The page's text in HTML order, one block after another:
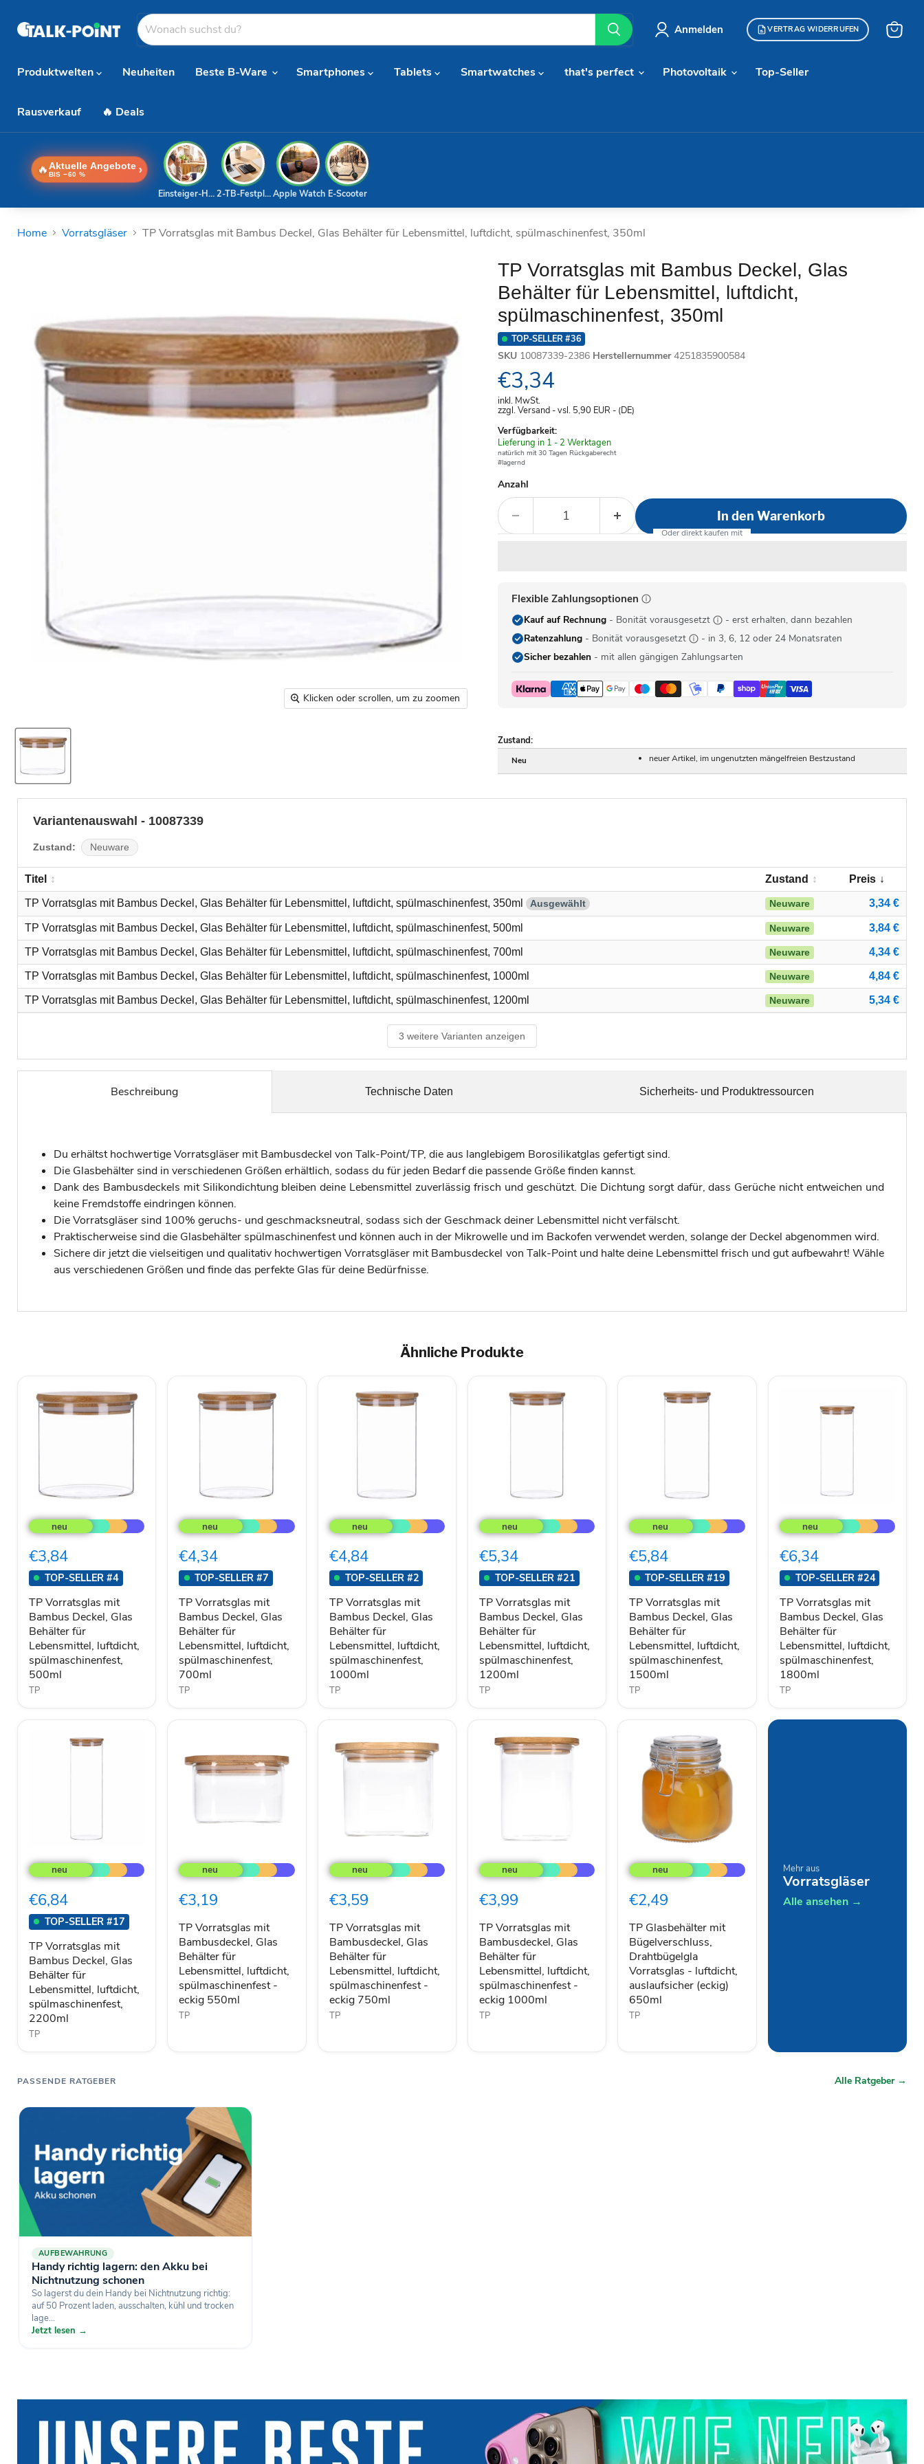
Anmelden VERTRAG WIDERRUFEN
Produktwelten
Neuheiten Beste B-Ware Smartphones Tablets Smartwatches that's perfect Photovoltaik Top-Seller
Rausverkauf 🔥 Deals
🔥 Aktuelle Angebote
BIS −60 % ›
E-Scooter
Apple Watch
2-TB-Festplatte
Einsteiger-Handy
Home Vorratsgläser TP Vorratsglas mit Bambus Deckel, Glas Behälter für Lebensmittel, luftdicht, spülmaschinenfest, 350ml
Klicken oder scrollen, um zu zoomen
TP Vorratsglas mit Bambus Deckel, Glas
Behälter für Lebensmittel, luftdicht,
spülmaschinenfest, 350ml
TOP-SELLER #36
SKU 10087339-2386 Herstellernummer 4251835900584
Aktueller Preis
€3,34
inkl. MwSt.
zzgl. Versand - vsl. 5,90 EUR - (DE)
Verfügbarkeit:
Verfügbar
-
Lieferung in 1 - 2 Werktagen
natürlich mit 30 Tagen Rückgaberecht
#lagernd
Anzahl
In den Warenkorb
Flexible Zahlungsoptionen
Kauf auf Rechnung- Bonität vorausgesetzt
- erst erhalten, dann bezahlen
Ratenzahlung- Bonität vorausgesetzt
- in 3, 6, 12 oder 24 Monatsraten
Sicher bezahlen- mit allen gängigen Zahlungsarten
Zustand:
Neu neuer Artikel, im ungenutzten mängelfreien Bestzustand
Variantenauswahl - 10087339
Zustand: Neuware
Titel Zustand Preis
TP Vorratsglas mit Bambus Deckel, Glas Behälter für Lebensmittel, luftdicht, spülmaschinenfest, 350ml Ausgewählt Neuware 3,34 €
TP Vorratsglas mit Bambus Deckel, Glas Behälter für Lebensmittel, luftdicht, spülmaschinenfest, 500ml Neuware 3,84 €
TP Vorratsglas mit Bambus Deckel, Glas Behälter für Lebensmittel, luftdicht, spülmaschinenfest, 700ml Neuware 4,34 €
TP Vorratsglas mit Bambus Deckel, Glas Behälter für Lebensmittel, luftdicht, spülmaschinenfest, 1000ml Neuware 4,84 €
TP Vorratsglas mit Bambus Deckel, Glas Behälter für Lebensmittel, luftdicht, spülmaschinenfest, 1200ml Neuware 5,34 €
3 weitere Varianten anzeigen
Beschreibung
Du erhältst hochwertige Vorratsgläser mit Bambusdeckel von Talk-Point/TP, die aus langlebigem Borosilikatglas gefertigt sind.
Die Glasbehälter sind in verschiedenen Größen erhältlich, sodass du für jeden Bedarf die passende Größe finden kannst.
Dank des Bambusdeckels mit Silikondichtung bleiben deine Lebensmittel zuverlässig frisch und geschützt. Die Dichtung sorgt dafür, dass Gerüche nicht entweichen und
keine Fremdstoffe eindringen können.
Die Vorratsgläser sind 100% geruchs- und geschmacksneutral, sodass sich der Geschmack deiner Lebensmittel nicht verfälscht.
Praktischerweise sind die Glasbehälter spülmaschinenfest und können auch in der Mikrowelle und im Backofen verwendet werden, solange der Deckel abgenommen wird.
Sichere dir jetzt die vielseitigen und qualitativ hochwertigen Vorratsgläser mit Bambusdeckel von Talk-Point und halte deine Lebensmittel frisch und gut aufbewahrt! Wähle
aus verschiedenen Größen und finde das perfekte Glas für deine Bedürfnisse.
Technische Daten Sicherheits- und Produktressourcen
Ähnliche Produkte
Vorratsglas
mit
Deckel,
Glas
Behälter
für
Lebensmittel,
luftdicht,
spülmaschinenfest,
500ml
€3,84
TOP-SELLER #4
TP Vorratsglas mit
Bambus Deckel, Glas
Behälter für
Lebensmittel, luftdicht,
spülmaschinenfest,
500ml
TP
Vorratsglas
mit
Deckel,
Glas
Behälter
für
Lebensmittel,
luftdicht,
spülmaschinenfest,
700ml
€4,34
TOP-SELLER #7
TP Vorratsglas mit
Bambus Deckel, Glas
Behälter für
Lebensmittel, luftdicht,
spülmaschinenfest,
700ml
TP
Vorratsglas
mit
Deckel,
Glas
Behälter
für
Lebensmittel,
luftdicht,
spülmaschinenfest,
1000ml
€4,84
TOP-SELLER #2
TP Vorratsglas mit
Bambus Deckel, Glas
Behälter für
Lebensmittel, luftdicht,
spülmaschinenfest,
1000ml
TP
Vorratsglas
mit
Deckel,
Glas
Behälter
für
Lebensmittel,
luftdicht,
spülmaschinenfest,
1200ml
€5,34
TOP-SELLER #21
TP Vorratsglas mit
Bambus Deckel, Glas
Behälter für
Lebensmittel, luftdicht,
spülmaschinenfest,
1200ml
TP
Vorratsglas
mit
Deckel,
Glas
Behälter
für
Lebensmittel,
luftdicht,
spülmaschinenfest,
1500ml
€5,84
TOP-SELLER #19
TP Vorratsglas mit
Bambus Deckel, Glas
Behälter für
Lebensmittel, luftdicht,
spülmaschinenfest,
1500ml
TP
Vorratsglas
mit
Deckel,
Glas
Behälter
für
Lebensmittel,
luftdicht,
spülmaschinenfest,
1800ml
€6,34
TOP-SELLER #24
TP Vorratsglas mit
Bambus Deckel, Glas
Behälter für
Lebensmittel, luftdicht,
spülmaschinenfest,
1800ml
TP
Vorratsglas
mit
Deckel,
Glas
Behälter
für
Lebensmittel,
luftdicht,
spülmaschinenfest,
2200ml
€6,84
TOP-SELLER #17
TP Vorratsglas mit
Bambus Deckel, Glas
Behälter für
Lebensmittel, luftdicht,
spülmaschinenfest,
2200ml
TP
Vorratsglas
mit
Glas
für
Lebensmittel,
luftdicht,
spülmaschinenfest
-
eckig
550ml
€3,19
TP Vorratsglas mit
Bambusdeckel, Glas
Behälter für
Lebensmittel, luftdicht,
spülmaschinenfest -
eckig 550ml
TP
Vorratsglas
mit
Glas
für
Lebensmittel,
luftdicht,
spülmaschinenfest
-
eckig
750ml
€3,59
TP Vorratsglas mit
Bambusdeckel, Glas
Behälter für
Lebensmittel, luftdicht,
spülmaschinenfest -
eckig 750ml
TP
Vorratsglas
mit
Glas
für
Lebensmittel,
luftdicht,
spülmaschinenfest
-
eckig
1000ml
€3,99
TP Vorratsglas mit
Bambusdeckel, Glas
Behälter für
Lebensmittel, luftdicht,
spülmaschinenfest -
eckig 1000ml
TP
Glasbehälter
mit
Drahtbügelgla
-
luftdicht,
auslaufsicher
(eckig)
650ml
€2,49
TP Glasbehälter mit
Bügelverschluss,
Drahtbügelgla
Vorratsglas - luftdicht,
auslaufsicher (eckig)
650ml
TP
Mehr aus
Vorratsgläser
Alle ansehen →
PASSENDE RATGEBER Alle Ratgeber →
AUFBEWAHRUNG
Handy richtig lagern: den Akku bei
Nichtnutzung schonen
So lagerst du dein Handy bei Nichtnutzung richtig:
auf 50 Prozent laden, ausschalten, kühl und trocken
lage...
Jetzt lesen →